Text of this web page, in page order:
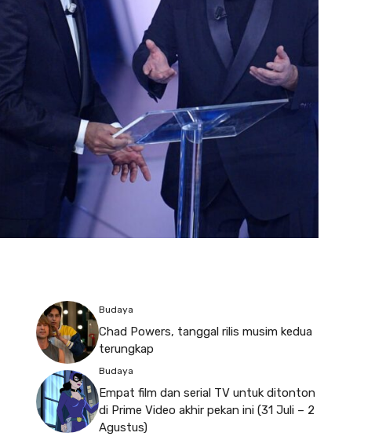
Budaya
Chad Powers, tanggal rilis musim kedua
terungkap
Budaya
Empat film dan serial TV untuk ditonton
di Prime Video akhir pekan ini (31 Juli – 2
Agustus)